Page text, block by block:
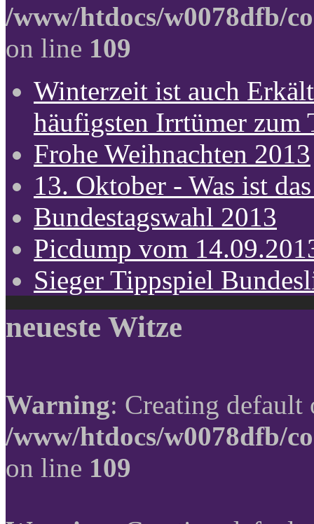
/www/htdocs/w0078dfb/
on line 109
Winterzeit ist auch
häufigsten Irrtümer zum
Frohe Weihnachten 2013
13. Oktober - Was ist
Bundestagswahl 2013
Picdump vom
Sieger Tippspiel
neueste Witze
Warning: Creating
/www/htdocs/w0078dfb/
on line 109